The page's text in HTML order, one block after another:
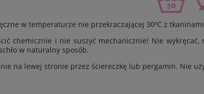
w temperaturze nie przekraczającej 30ºC z
chemicznie i nie suszyć mechanicznie! Nie
w naturalny sposób.
na lewej stronie przez ściereczkę lub pergamin. Nie